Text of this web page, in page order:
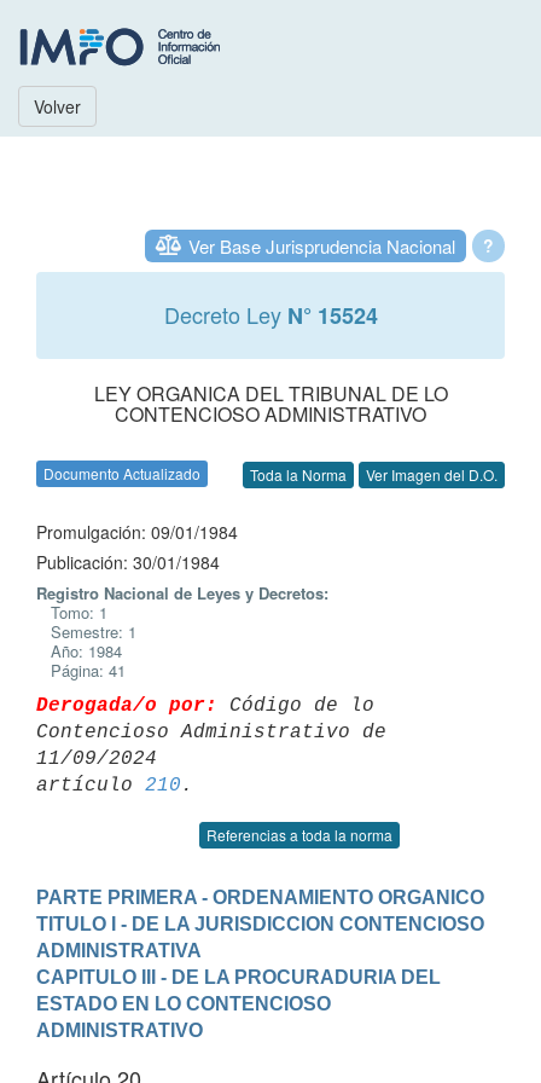
Volver
?
Ver Base Jurisprudencia Nacional
Decreto Ley N° 15524
LEY ORGANICA DEL TRIBUNAL DE LO
CONTENCIOSO ADMINISTRATIVO
Documento Actualizado Toda la Norma Ver Imagen del D.O.
Promulgación: 09/01/1984
Publicación: 30/01/1984
Registro Nacional de Leyes y Decretos:
Tomo: 1
Semestre: 1
Año: 1984
Página: 41
Derogada/o por:
Código de lo
Contencioso Administrativo de
11/09/2024
artículo 210
Referencias a toda la norma
PARTE PRIMERA - ORDENAMIENTO ORGANICO
TITULO I - DE LA JURISDICCION CONTENCIOSO
ADMINISTRATIVA
CAPITULO III - DE LA PROCURADURIA DEL
ESTADO EN LO CONTENCIOSO
ADMINISTRATIVO